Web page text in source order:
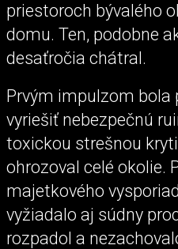
priestoroch bývalého
domu. Ten, podobne
desaťročia chátral.
Prvým impulzom bola
vyriešiť nebezpečnú
toxickou strešnou
ohrozoval celé okolie.
majetkového
vyžiadalo aj súdny
rozpadol a